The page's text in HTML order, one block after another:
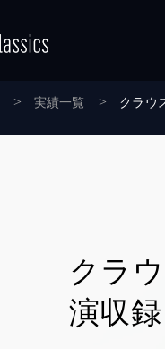
実績一覧 クラウ
クラ
演収録